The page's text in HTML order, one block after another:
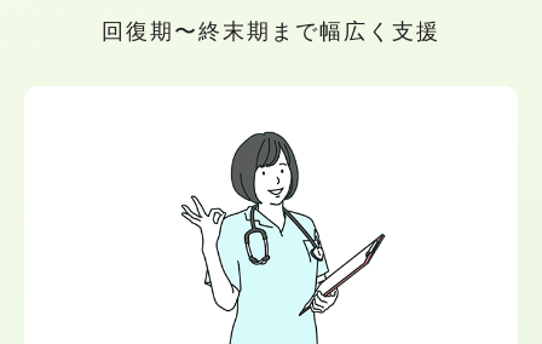
回復期〜終末期まで幅広く支援